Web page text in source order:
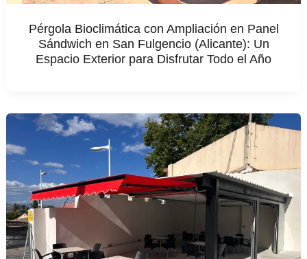
Pérgola Bioclimática con Ampliación en Panel
Sándwich en San Fulgencio (Alicante): Un
Espacio Exterior para Disfrutar Todo el Año